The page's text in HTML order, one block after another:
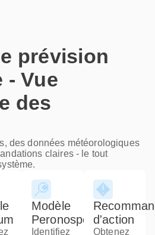
prévision
- Vue
des
des données météorologiques
claires - le tout
Modèle
Peronospora
Identifiez
d'action
Obtenez